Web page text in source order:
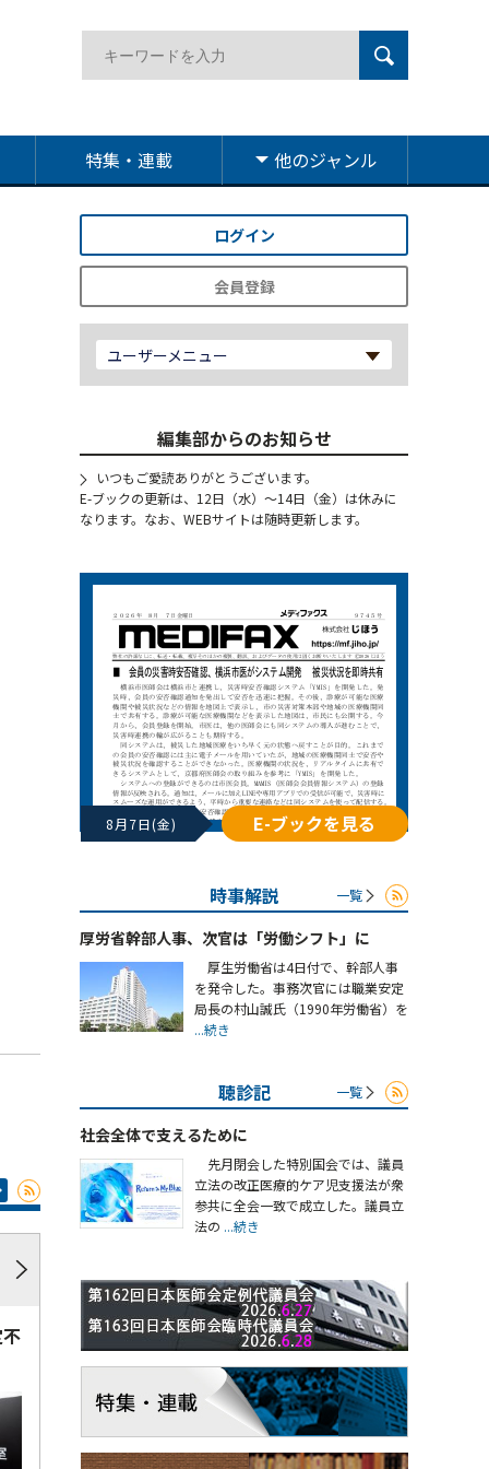
特集・連載 他のジャンル
ログイン
会員登録
ユーザーメニュー
編集部からのお知らせ
いつもご愛読ありがとうございます。
E-ブックの更新は、12日（水）～14日（金）は休みに
なります。なお、WEBサイトは随時更新します。
8月7日(金) E-ブックを見る
時事解説 一覧
厚労省幹部人事、次官は「労働シフト」に
厚生労働省は4日付で、幹部人事
を発令した。事務次官には職業安定
局長の村山誠氏（1990年労働省）を
...続き
聴診記 一覧
社会全体で支えるために
先月閉会した特別国会では、議員
立法の改正医療的ケア児支援法が衆
参共に全会一致で成立した。議員立
法の ...続き